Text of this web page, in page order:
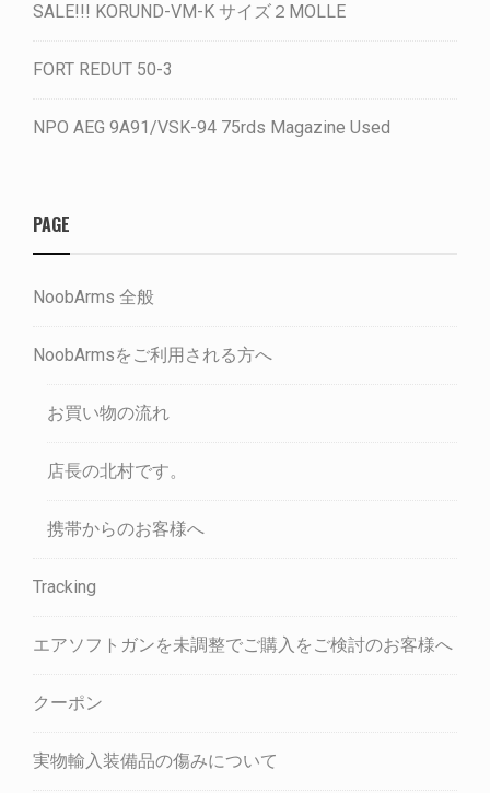
SALE!!! KORUND-VM-K サイズ２MOLLE
FORT REDUT 50-3
NPO AEG 9A91/VSK-94 75rds Magazine Used
PAGE
NoobArms 全般
NoobArmsをご利用される方へ
お買い物の流れ
店長の北村です。
携帯からのお客様へ
Tracking
エアソフトガンを未調整でご購入をご検討のお客様へ
クーポン
実物輸入装備品の傷みについて